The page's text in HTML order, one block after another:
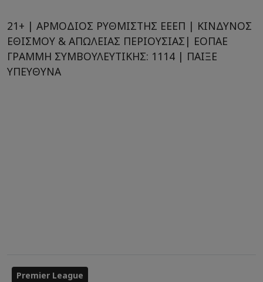
21+ | ΑΡΜΟΔΙΟΣ ΡΥΘΜΙΣΤΗΣ ΕΕΕΠ | ΚΙΝΔΥΝΟΣ
ΕΘΙΣΜΟΥ & ΑΠΩΛΕΙΑΣ ΠΕΡΙΟΥΣΙΑΣ| ΕΟΠΑΕ
ΓΡΑΜΜΗ ΣΥΜΒΟΥΛΕΥΤΙΚΗΣ: 1114 | ΠΑΙΞΕ
ΥΠΕΥΘΥΝΑ
Premier League